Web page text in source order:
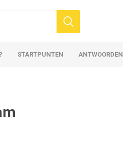
STARTPUNTEN ANTWOORDEN